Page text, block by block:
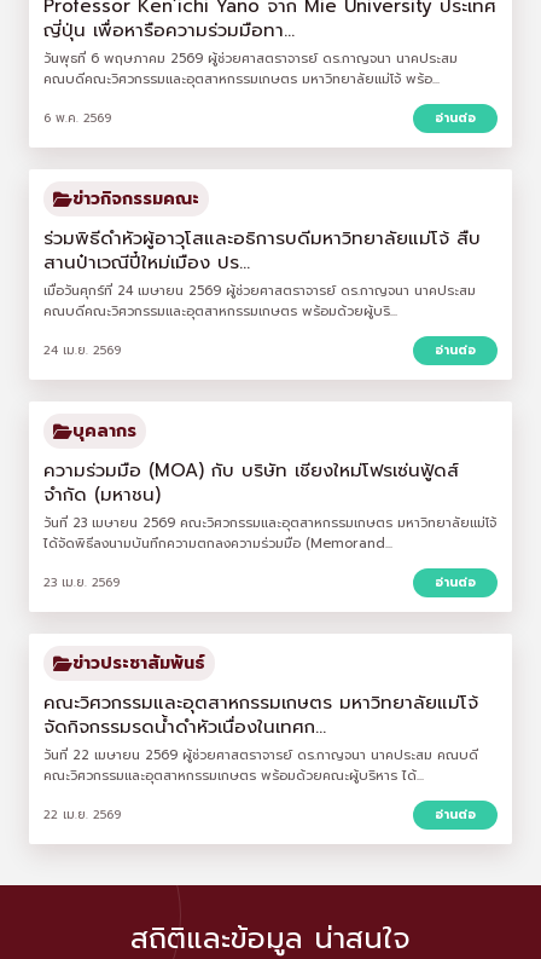
Professor Ken’ichi Yano จาก Mie University ประเทศ
ญี่ปุ่น เพื่อหารือความร่วมมือทา...
วันพุธที่ 6 พฤษภาคม 2569 ผู้ช่วยศาสตราจารย์ ดร.กาญจนา นาคประสม
คณบดีคณะวิศวกรรมและอุตสาหกรรมเกษตร มหาวิทยาลัยแม่โจ้ พร้อ...
6 พ.ค. 2569 อ่านต่อ
ข่าวกิจกรรมคณะ
ร่วมพิธีดำหัวผู้อาวุโสและอธิการบดีมหาวิทยาลัยแม่โจ้ สืบ
สานป๋าเวณีปี๋ใหม่เมือง ปร...
เมื่อวันศุกร์ที่ 24 เมษายน 2569 ผู้ช่วยศาสตราจารย์ ดร.กาญจนา นาคประสม
คณบดีคณะวิศวกรรมและอุตสาหกรรมเกษตร พร้อมด้วยผู้บริ...
24 เม.ย. 2569 อ่านต่อ
บุคลากร
ความร่วมมือ (MOA) กับ บริษัท เชียงใหม่โฟรเซ่นฟู้ดส์
จำกัด (มหาชน)
วันที่ 23 เมษายน 2569 คณะวิศวกรรมและอุตสาหกรรมเกษตร มหาวิทยาลัยแม่โจ้
ได้จัดพิธีลงนามบันทึกความตกลงความร่วมมือ (Memorand...
23 เม.ย. 2569 อ่านต่อ
ข่าวประชาสัมพันธ์
คณะวิศวกรรมและอุตสาหกรรมเกษตร มหาวิทยาลัยแม่โจ้
จัดกิจกรรมรดน้ำดำหัวเนื่องในเทศก...
วันที่ 22 เมษายน 2569 ผู้ช่วยศาสตราจารย์ ดร.กาญจนา นาคประสม คณบดี
คณะวิศวกรรมและอุตสาหกรรมเกษตร พร้อมด้วยคณะผู้บริหาร ได้...
22 เม.ย. 2569 อ่านต่อ
สถิติและข้อมูล น่าสนใจ